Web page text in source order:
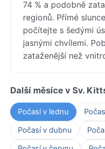
74 % a podobně
regionů. Přímé
počítejte s šedými
jasnými chvílemi.
zataženější než
Další měsíce v Sv.
Počasí v lednu
Počasí v dubnu